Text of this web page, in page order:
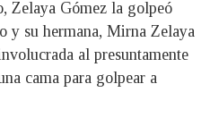
Zelaya Gómez la golpeó
y su hermana, Mirna Zelaya
al presuntamente
cama para golpear a